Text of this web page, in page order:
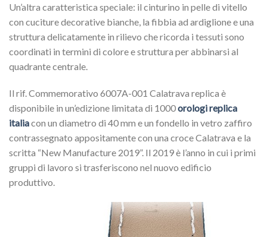
Un’altra caratteristica speciale: il cinturino in pelle di vitello
con cuciture decorative bianche, la fibbia ad ardiglione e una
struttura delicatamente in rilievo che ricorda i tessuti sono
coordinati in termini di colore e struttura per abbinarsi al
quadrante centrale.
Il rif. Commemorativo 6007A-001 Calatrava replica è
disponibile in un’edizione limitata di 1000orologi replica
italiacon un diametro di 40 mm e un fondello in vetro zaffiro
contrassegnato appositamente con una croce Calatrava e la
scritta “New Manufacture 2019”. Il 2019 è l’anno in cui i primi
gruppi di lavoro si trasferiscono nel nuovo edificio
produttivo.